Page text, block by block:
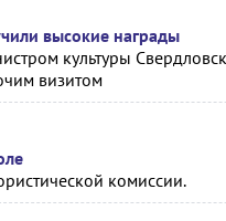
высокие награды
культуры
визитом
комиссии.